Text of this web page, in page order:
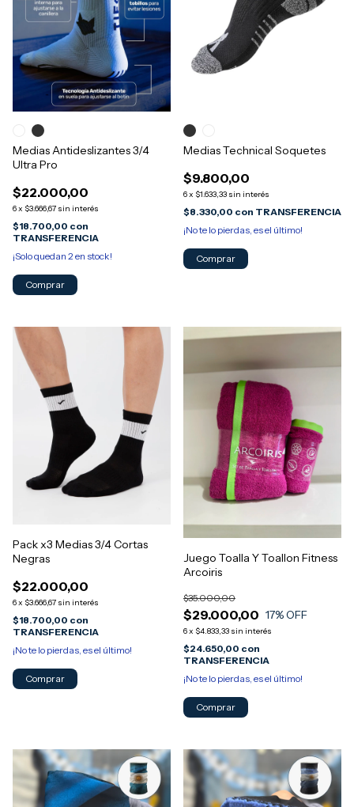
Medias Antideslizantes 3/4
Ultra Pro
$22.000,00
6x $3.666,67 sin interés
$18.700,00 con
TRANSFERENCIA
¡Solo quedan 2en stock!
Comprar
Medias Technical Soquetes
$9.800,00
6x $1.633,33 sin interés
$8.330,00 con TRANSFERENCIA
¡No te lo pierdas, es el último!
Comprar
Pack x3 Medias 3/4 Cortas
Negras
$22.000,00
6x $3.666,67 sin interés
$18.700,00 con
TRANSFERENCIA
¡No te lo pierdas, es el último!
Juego Toalla Y Toallon Fitness
Arcoiris
$29.000,00
$35.000,00
17% OFF
6x $4.833,33 sin interés
$24.650,00 con
TRANSFERENCIA
¡No te lo pierdas, es el último!